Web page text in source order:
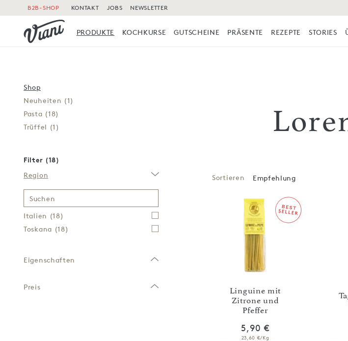
B2B-SHOP KONTAKT JOBS NEWSLETTER
PRODUKTE KOCHKURSE GUTSCHEINE PRÄSENTE REZEPTE STORIES
Sortieren Empfehlung
Linguine mit
Zitrone und
Pfeffer
5,90 €
23,60 €/Kg
Shop
Neuheiten (1)
Pasta (18)
Trüffel (1)
Filter (18)
Region
Suchen
Italien (18)
Toskana (18)
Eigenschaften
Preis